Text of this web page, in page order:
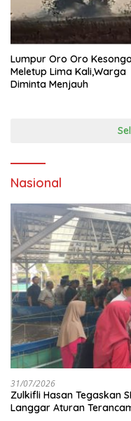
Lumpur Oro Oro Kesongo
Meletup Lima Kali,Warga
Diminta Menjauh
Nasional
31/07/2026
Zulkifli Hasan Tegaskan
Langgar Aturan